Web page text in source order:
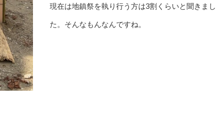
現在は地鎮祭を執り行う方は3割くらいと聞きまし
た。そんなもんなんですね。